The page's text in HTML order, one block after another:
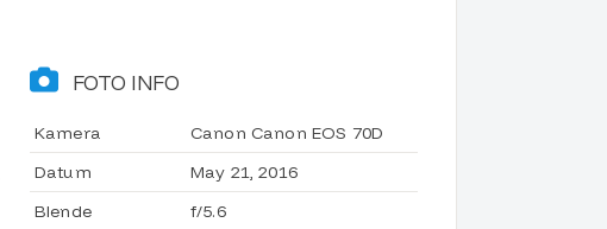
FOTO INFO
Kamera
Canon Canon EOS 70D
Datum
May 21, 2016
Blende
f/5.6